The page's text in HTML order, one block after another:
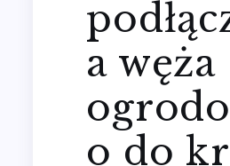
a węża
o do